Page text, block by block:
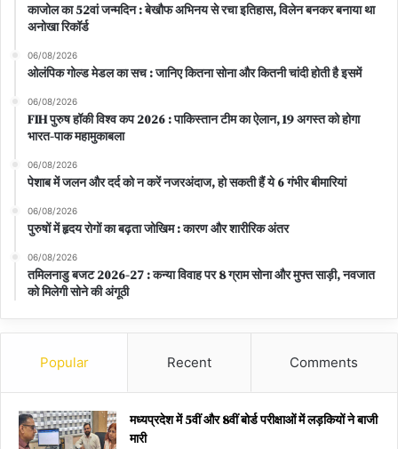
काजोल का 52वां जन्मदिन : बेखौफ अभिनय से रचा इतिहास, विलेन बनकर बनाया था
अनोखा रिकॉर्ड
06/08/2026
ओलंपिक गोल्ड मेडल का सच : जानिए कितना सोना और कितनी चांदी होती है इसमें
06/08/2026
FIH पुरुष हॉकी विश्व कप 2026 : पाकिस्तान टीम का ऐलान, 19 अगस्त को होगा
भारत-पाक महामुकाबला
06/08/2026
पेशाब में जलन और दर्द को न करें नजरअंदाज, हो सकती हैं ये 6 गंभीर बीमारियां
06/08/2026
पुरुषों में हृदय रोगों का बढ़ता जोखिम : कारण और शारीरिक अंतर
06/08/2026
तमिलनाडु बजट 2026-27 : कन्या विवाह पर 8 ग्राम सोना और मुफ्त साड़ी, नवजात
को मिलेगी सोने की अंगूठी
Popular Recent Comments
मध्यप्रदेश में 5वीं और 8वीं बोर्ड परीक्षाओं में लड़कियों ने बाजी
मारी